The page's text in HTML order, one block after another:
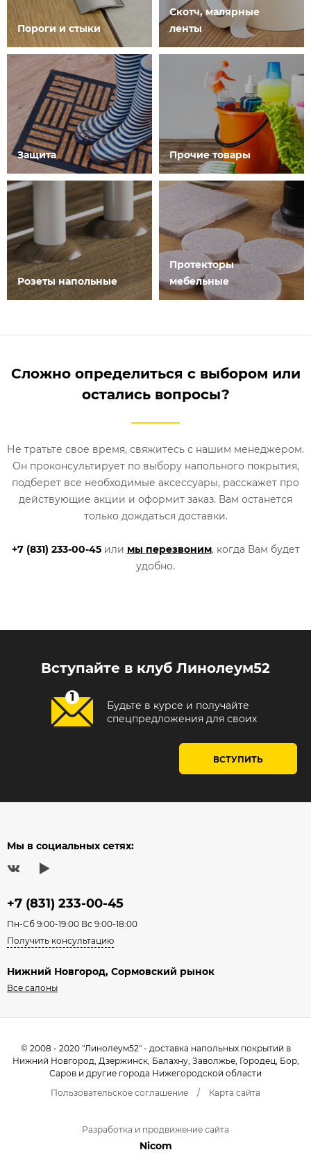
Пороги и стыки
Скотч, малярные
ленты
Защита Прочие товары
Розеты напольные
Протекторы
мебельные
Сложно определиться с выбором или
остались вопросы?
Не тратьте свое время, свяжитесь с нашим менеджером.
Он проконсультирует по выбору напольного покрытия,
подберет все необходимые аксессуары, расскажет про
действующие акции и оформит заказ. Вам останется
только дождаться доставки.
+7 (831) 233-00-45или мы перезвоним, когда Вам будет
удобно.
Вступайте в клуб Линолеум52
Будьте в курсе и получайте
спецпредложения для своих
ВСТУПИТЬ
Мы в социальных сетях:
+7 (831) 233-00-45
Пн-Сб 9:00-19:00 Вс 9:00-18:00
Получить консультацию
Нижний Новгород, Сормовский рынок
Все салоны
© 2008 - 2020 "Линолеум52" - доставка напольных покрытий в
Нижний Новгород, Дзержинск, Балахну, Заволжье, Городец, Бор,
Саров и другие города Нижегородской области
Пользовательское соглашение
/ Карта сайта
Разработка и продвижение сайта
Nicom